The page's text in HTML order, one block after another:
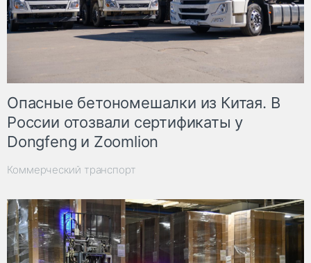
Опасные бетономешалки из Китая. В
России отозвали сертификаты у
Dongfeng и Zoomlion
Коммерческий транспорт